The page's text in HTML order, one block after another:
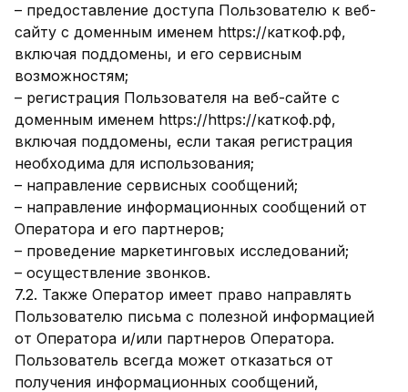
– предоставление доступа Пользователю к веб-
сайту с доменным именем https://каткоф.рф,
включая поддомены, и его сервисным
возможностям;
– регистрация Пользователя на веб-сайте с
доменным именем https://https://каткоф.рф,
включая поддомены, если такая регистрация
необходима для использования;
– направление сервисных сообщений;
– направление информационных сообщений от
Оператора и его партнеров;
– проведение маркетинговых исследований;
– осуществление звонков.
7.2. Также Оператор имеет право направлять
Пользователю письма с полезной информацией
от Оператора и/или партнеров Оператора.
Пользователь всегда может отказаться от
получения информационных сообщений,